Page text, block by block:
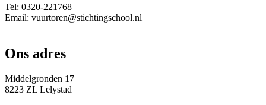
Tel: 0320-221768
Email: vuurtoren@stichtingschool.nl
Ons adres
Middelgronden 17
8223 ZL Lelystad